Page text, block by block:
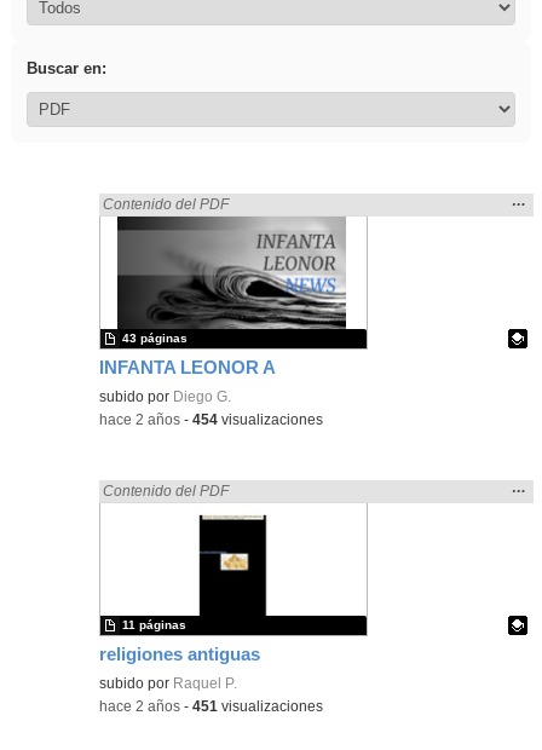
Buscar en:
INFANTA LEONOR A
Encontrado «rezo» en:
Contenido del PDF
la
…
Contenido educativo.
subido por Diego G.
43 páginas
-hace 2 años -454 visualizaciones
religiones antiguas
Encontrado «rezo» en:
Contenido del PDF
la
…
Contenido educativo.
subido por Raquel P.
11 páginas
-hace 2 años -451 visualizaciones